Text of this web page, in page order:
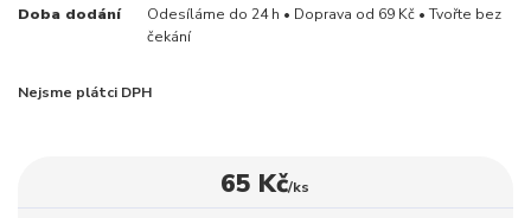
Doba dodání
Odesíláme do 24 h • Doprava od 69 Kč • Tvořte bez
čekání
Nejsme plátci DPH
65 Kč/ks